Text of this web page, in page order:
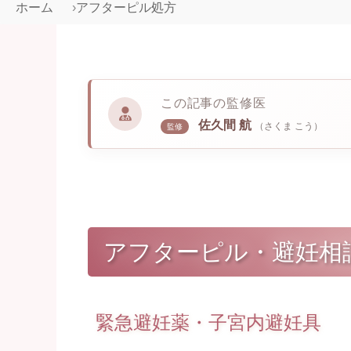
ホーム アフターピル処方
この記事の監修医
監修 佐久間 航 （さくま こう）
アフターピル・避妊相
緊急避妊薬・子宮内避妊具